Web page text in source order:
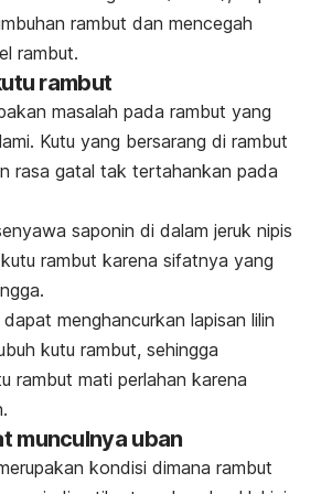
rambut dan mencegah
rambut.
rambut
masalah pada rambut yang
Kutu yang bersarang di rambut
rasa gatal tak tertahankan pada
saponin di dalam jeruk nipis
kutu rambut karena sifatnya yang
dapat menghancurkan lapisan lilin
kutu rambut, sehingga
rambut mati perlahan karena
munculnya uban
kondisi dimana rambut